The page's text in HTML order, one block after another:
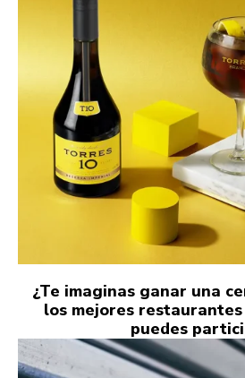
¿Te imaginas ganar una
los mejores restaurantes
puedes